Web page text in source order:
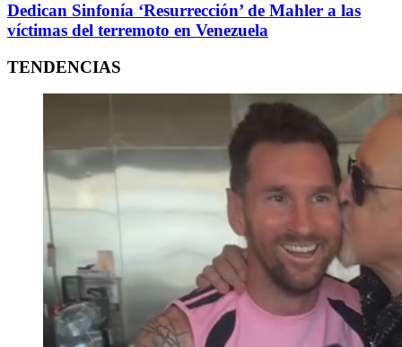
Dedican Sinfonía ‘Resurrección’ de Mahler a las
víctimas del terremoto en Venezuela
TENDENCIAS